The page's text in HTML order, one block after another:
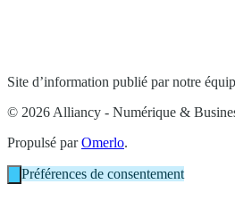
Site d’information publié par notre
© 2026 Alliancy - Numérique &
Propulsé parOmerlo.
Préférences de consentement